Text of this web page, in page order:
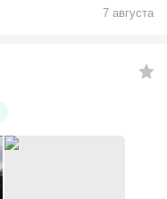
7 августа